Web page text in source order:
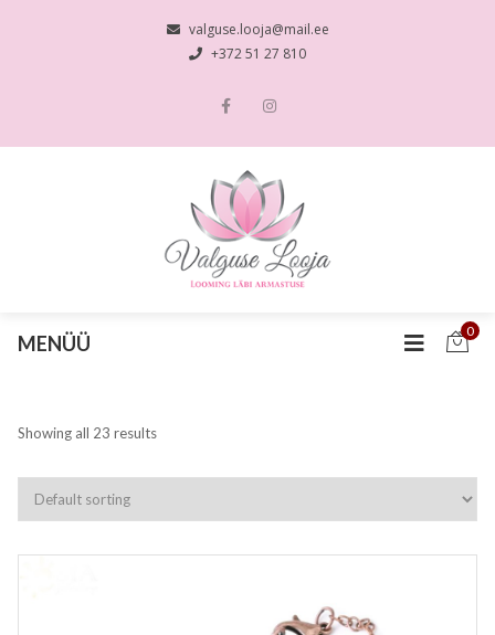
valguse.looja@mail.ee
+372 51 27 810
MENÜÜ
0
Showing all 23 results